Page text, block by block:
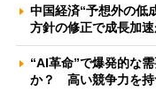
中国経済“予想外の
方針の修正で成長加
“AI革命”で爆発的な
か？ 高い競争力を